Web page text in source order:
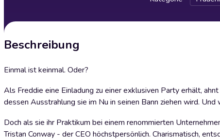
Beschreibung
Einmal ist keinmal. Oder?
Als Freddie eine Einladung zu einer exklusiven Party erhält,
dessen Ausstrahlung sie im Nu in seinen Bann ziehen wird.
Doch als sie ihr Praktikum bei einem renommierten
Tristan Conway - der CEO höchstpersönlich. Charismatisch,